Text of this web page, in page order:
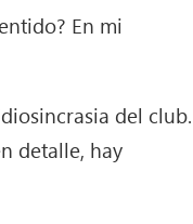
En mi
del club.
detalle, hay